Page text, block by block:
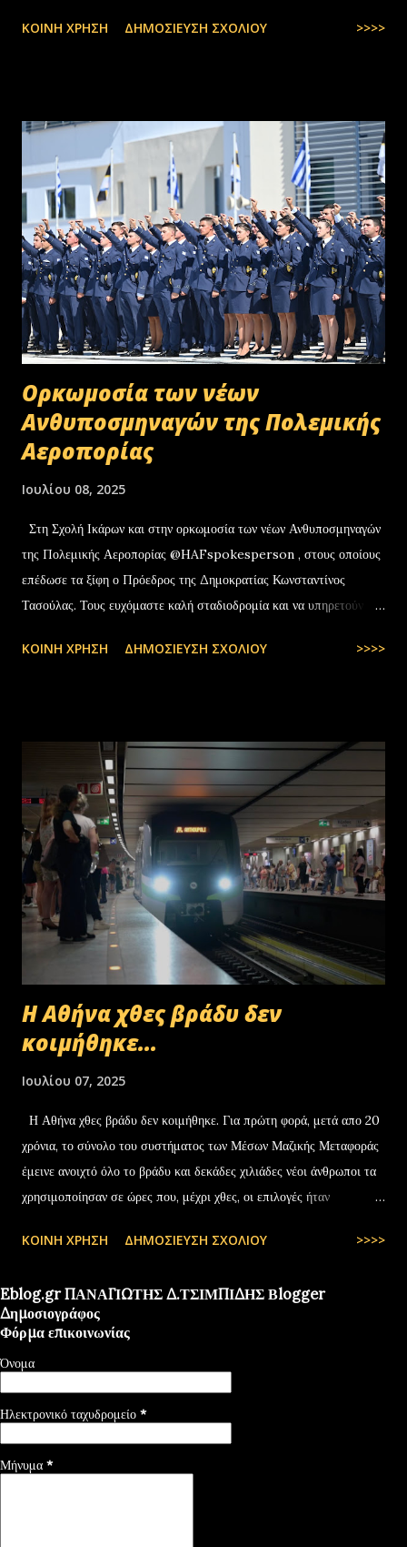
ΚΟΙΝΉ ΧΡΉΣΗ ΔΗΜΟΣΊΕΥΣΗ ΣΧΟΛΊΟΥ >>>>
Oρκωμοσία των νέων
Ανθυποσμηναγών της Πολεμικής
Αεροπορίας
Ιουλίου 08, 2025
Στη Σχολή Ικάρων και στην ορκωμοσία των νέων Ανθυποσμηναγών
της Πολεμικής Αεροπορίας @HAFspokesperson , στους οποίους
επέδωσε τα ξίφη ο Πρόεδρος της Δημοκρατίας Κωνσταντίνος
Τασούλας. Τους ευχόμαστε καλή σταδιοδρομία και να υπηρετούν με
pic.twitter.com/t6bNFBH5Ce — Nikos Dendias
ΚΟΙΝΉ ΧΡΉΣΗ ΔΗΜΟΣΊΕΥΣΗ ΣΧΟΛΊΟΥ >>>>
Η Αθήνα χθες βράδυ δεν
κοιμήθηκε...
Ιουλίου 07, 2025
Η Αθήνα χθες βράδυ δεν κοιμήθηκε. Για πρώτη φορά, μετά απο 20
χρόνια, το σύνολο του συστήματος των Μέσων Μαζικής Μεταφοράς
έμεινε ανοιχτό όλο το βράδυ και δεκάδες χιλιάδες νέοι άνθρωποι τα
χρησιμοποίησαν σε ώρες που, μέχρι χθες, οι επιλογές ήταν
2025
ΚΟΙΝΉ ΧΡΉΣΗ ΔΗΜΟΣΊΕΥΣΗ ΣΧΟΛΊΟΥ >>>>
Eblog.gr ΠΑΝΑΓΙΩΤΗΣ Δ.ΤΣΙΜΠΙΔΗΣ Βlogger
Δημοσιογράφος
Φόρμα επικοινωνίας
Όνομα
Ηλεκτρονικό ταχυδρομείο *
Μήνυμα *